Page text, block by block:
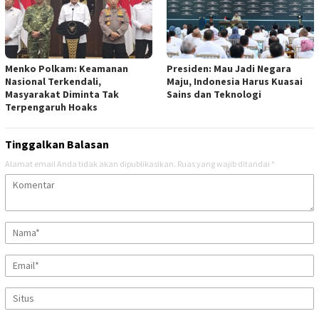
Menko Polkam: Keamanan
Nasional Terkendali,
Masyarakat Diminta Tak
Terpengaruh Hoaks
Presiden: Mau Jadi Negara
Maju, Indonesia Harus Kuasai
Sains dan Teknologi
Tinggalkan Balasan
Alamat email Anda tidak akan dipublikasikan. Ruas yang wajib ditandai *